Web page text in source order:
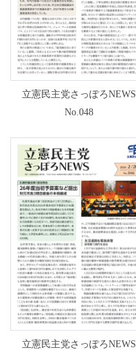
立憲民主党さっぽろNEWS
No.048
立憲民主党さっぽろNEWS